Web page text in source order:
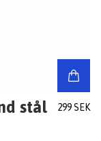
stål 299 SEK